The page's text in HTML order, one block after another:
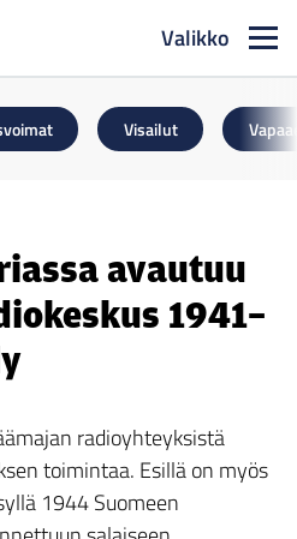
Valikko
Visailut
avautuu
1941–
radioyhteyksistä
toimintaa. Esillä on myös
1944 Suomeen